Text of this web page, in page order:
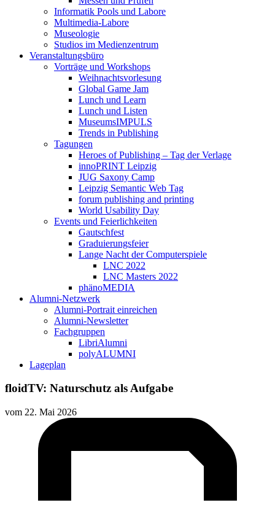
Informatik Pools und Labore
Multimedia-Labore
Museologie
Studios im Medienzentrum
Veranstaltungsbüro
Vorträge und Workshops
Weihnachtsvorlesung
Global Game Jam
Lunch und Learn
Lunch und Listen
MuseumsIMPULS
Trends in Publishing
Tagungen
Heroes of Publishing – Tag der Verlage
innoPRINT Leipzig
JUG Saxony Camp
Leipzig Semantic Web Tag
forum publishing and printing
World Usability Day
Events und Feierlichkeiten
Gautschfest
Graduierungsfeier
Lange Nacht der Computerspiele
LNC 2022
LNC Masters 2022
phänoMEDIA
Alumni-Netzwerk
Alumni-Portrait einreichen
Alumni-Newsletter
Fachgruppen
LibriAlumni
polyALUMNI
Lageplan
floidTV: Naturschutz als Aufgabe
vom 22. Mai 2026